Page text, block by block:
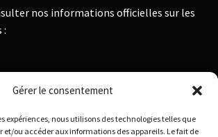
Gérer le consentement
expériences, nous utilisons des technologies telles que
et/ou accéder aux informations des appareils. Le fait de
nos informations officielles sur les
:
de la Propriété Industrielle :
www.infogreffe.fr